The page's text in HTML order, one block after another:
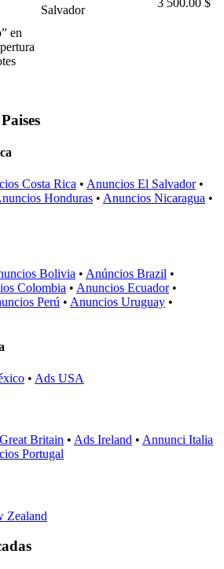
en
Salvador
3 500.00 $
Costa Rica • Anuncios El Salvador•
Honduras • Anuncios Nicaragua •
Bolivia • Anúncios Brazil •
Colombia • Anuncios Ecuador•
Perú • Anuncios Uruguay •
• Ads USA
Britain • Ads Ireland • Annunci Italia
Portugal
Zealand